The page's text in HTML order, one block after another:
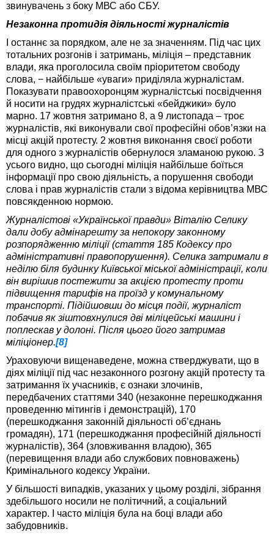
звинувачень з боку МВС або СБУ.
Незаконна протидія діяльності журналістів
І останнє за порядком, але не за значенням. Під час цих
тотальних розгонів і затримань, міліція – представник
влади, яка проголосила своїм пріоритетом свободу
слова, − найбільше «уваги» приділяла журналістам.
Показувати правоохоронцям журналістські посвідчення
й носити на грудях журналістські «бейджики» було
марно. 17 жовтня затримано 8, а 9 листопада – троє
журналістів, які виконували свої професійні обов’язки на
місці акцій протесту. 2 жовтня виконання своєї роботи
для одного з журналістів обернулося зламаною рукою. З
усього видно, що сьогодні міліція найбільше боїться
інформації про свою діяльність, а порушення свободи
слова і прав журналістів стали з відома керівництва МВС
повсякденною нормою.
Журналістові «Української правди» Віталію Селику
дали добу адмінарешту за непокору законному
розпорядженню міліції (стаття 185 Кодексу про
адміністративні правопорушення). Селика затримали в
неділю біля будинку Київської міської адміністрації, коли
він вирішив постежити за акцією протесту проти
підвищення тарифів на проїзд у комунальному
транспорті. Підійшовши до місця події, журналіст
побачив як зіштовхнулися дві міліцейські машини і
поплескав у долоні. Після цього його затримав
міліціонер.[8]
Ураховуючи вищенаведене, можна стверджувати, що в
діях міліції під час незаконного розгону акцій протесту та
затримання їх учасників, є ознаки злочинів,
передбачених статтями 340 (незаконне перешкоджання
проведенню мітингів і демонстрацій), 170
(перешкоджання законній діяльності об’єднань
громадян), 171 (перешкоджання професійній діяльності
журналістів), 364 (зловживання владою), 365
(перевищення влади або службових повноважень)
Кримінального кодексу України.
У більшості випадків, указаних у цьому розділі, зібрання
здебільшого носили не політичний, а соціальний
характер. І часто міліція була на боці влади або
забудовників.